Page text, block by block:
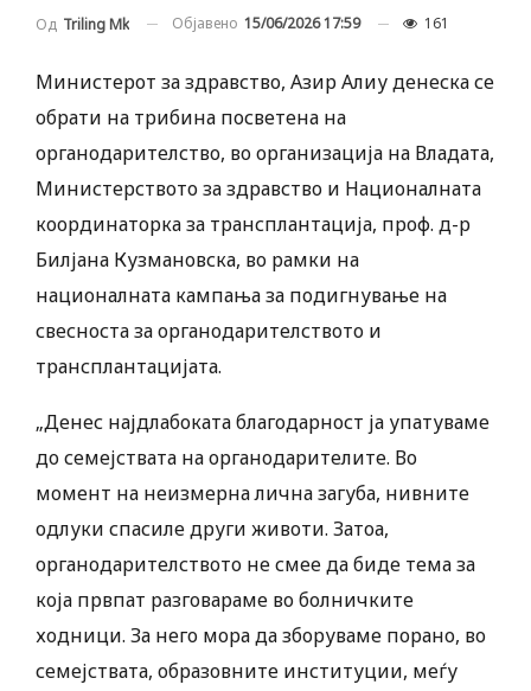
Од Triling Mk Објавено 15/06/2026 17:59 161
Министерот за здравство, Азир Алиу денеска се
обрати на трибина посветена на
органодарителство, во организација на Владата,
Министерството за здравство и Националната
координаторка за трансплантација, проф. д-р
Билјана Кузмановска, во рамки на
националната кампања за подигнување на
свесноста за органодарителството и
трансплантацијата.
„Денес најдлабоката благодарност ја упатуваме
до семејствата на органодарителите. Во
момент на неизмерна лична загуба, нивните
одлуки спасиле други животи. Затоа,
органодарителството не смее да биде тема за
која првпат разговараме во болничките
ходници. За него мора да зборуваме порано, во
семејствата, образовните институции, меѓу